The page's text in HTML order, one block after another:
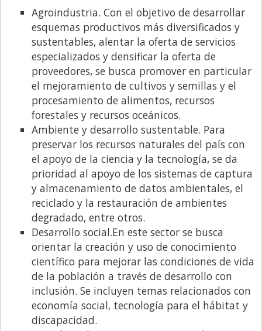
Salidas
Santa Fe
Show Business
Sociedad
Tecnología
Tendencias
Viajes
Agroindustria. Con el objetivo de desarrollar
esquemas productivos más diversificados y
sustentables, alentar la oferta de servicios
especializados y densificar la oferta de
proveedores, se busca promover en particular
el mejoramiento de cultivos y semillas y el
procesamiento de alimentos, recursos
forestales y recursos oceánicos.
Ambiente y desarrollo sustentable. Para
preservar los recursos naturales del país con
el apoyo de la ciencia y la tecnología, se da
prioridad al apoyo de los sistemas de captura
y almacenamiento de datos ambientales, el
reciclado y la restauración de ambientes
degradado, entre otros.
Desarrollo social.En este sector se busca
orientar la creación y uso de conocimiento
científico para mejorar las condiciones de vida
de la población a través de desarrollo con
inclusión. Se incluyen temas relacionados con
economía social, tecnología para el hábitat y
discapacidad.